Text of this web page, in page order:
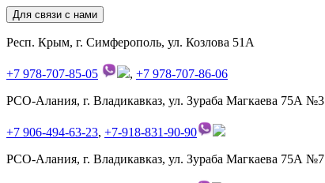
Для связи с нами
Респ. Крым, г. Симферополь, ул. Козлова 51А
+7 978-707-85-05 , +7 978-707-86-06
РСО-Алания, г. Владикавказ, ул. Зураба Магкаева 75А №3
+7 906-494-63-23, +7-918-831-90-90
РСО-Алания, г. Владикавказ, ул. Зураба Магкаева 75А №7